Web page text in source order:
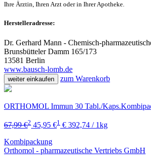
Ihre Ärztin, Ihren Arzt oder in Ihrer Apotheke.
Herstelleradresse:
Dr. Gerhard Mann - Chemisch-
Brunsbütteler Damm 165/173
13581 Berlin
www.bausch-lomb.de
weiter einkaufen zum Warenkorb
ORTHOMOL Immun 30 Tabl./
67,99 €2 45,95 €1 € 392,74 / 1kg
Kombipackung
Orthomol - pharmazeutische Vertriebs GmbH